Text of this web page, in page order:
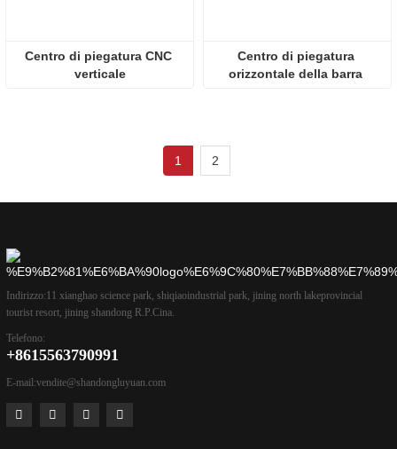
Centro di piegatura CNC
verticale
Centro di piegatura
orizzontale della barra
1 2
Indirizzo:11 xianghao science park, shiqiaoindustrial park, jining north lakeprovincial
tourist resort, jining shandong R.P.Cina.
Telefono:
+8615563790991
E-mail:vendite@shandongluyuan.com